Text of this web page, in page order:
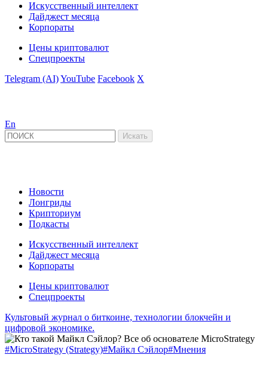
Искусственный интеллект
Дайджест месяца
Корпораты
Цены криптовалют
Спецпроекты
Telegram (AI)YouTube Facebook X
En
Новости
Лонгриды
Крипториум
Подкасты
Искусственный интеллект
Дайджест месяца
Корпораты
Цены криптовалют
Спецпроекты
Культовый журнал о биткоине, технологии блокчейн и
цифровой экономике.
#MicroStrategy (Strategy)#Майкл Сэйлор#Мнения